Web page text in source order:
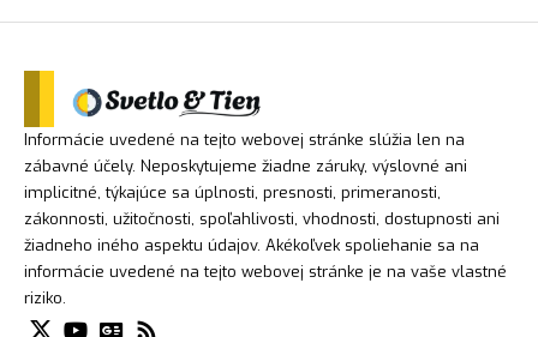
Informácie uvedené na tejto webovej stránke slúžia len na
zábavné účely. Neposkytujeme žiadne záruky, výslovné ani
implicitné, týkajúce sa úplnosti, presnosti, primeranosti,
zákonnosti, užitočnosti, spoľahlivosti, vhodnosti, dostupnosti ani
žiadneho iného aspektu údajov. Akékoľvek spoliehanie sa na
informácie uvedené na tejto webovej stránke je na vaše vlastné
riziko.